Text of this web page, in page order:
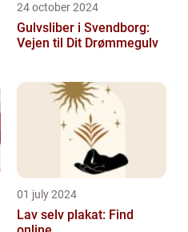
24 october 2024
Gulvsliber i Svendborg:
Vejen til Dit Drømmegulv
01 july 2024
Lav selv plakat: Find